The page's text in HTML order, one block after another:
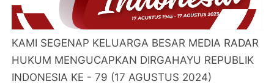
KAMI SEGENAP KELUARGA BESAR MEDIA RADAR
HUKUM MENGUCAPKAN DIRGAHAYU REPUBLIK
INDONESIA KE - 79 (17 AGUSTUS 2024)